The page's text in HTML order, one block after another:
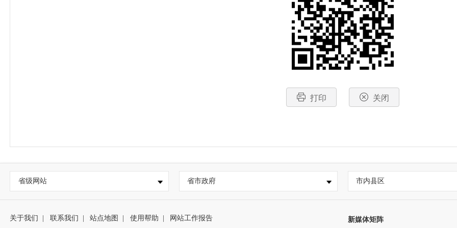
打印 关闭
省级网站 省市政府 市内县区
关于我们 联系我们 站点地图 使用帮助 网站工作报告 新媒体矩阵